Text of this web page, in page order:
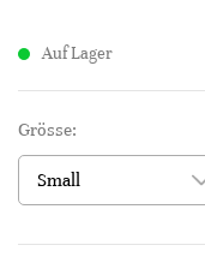
Auf Lager
Grösse: